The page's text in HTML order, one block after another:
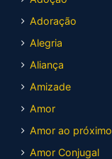
Adoração
Alegria
Aliança
Amizade
Amor
Amor ao próximo
Amor Conjugal